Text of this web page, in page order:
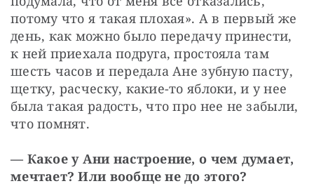
потому что я такая плохая». А в первый же
день, как можно было передачу принести,
к ней приехала подруга, простояла там
шесть часов и передала Ане зубную пасту,
щетку, расческу, какие-то яблоки, и у нее
была такая радость, что про нее не забыли,
что помнят.
— Какое у Ани настроение, о чем думает,
мечтает? Или вообще не до этого?